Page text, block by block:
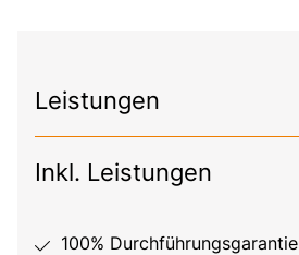
Leistungen
Inkl. Leistungen
100% Durchführungsgarantie